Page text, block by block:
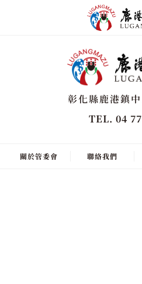
彰化縣鹿港鎮
TEL. 04
關於管委會 聯絡我們